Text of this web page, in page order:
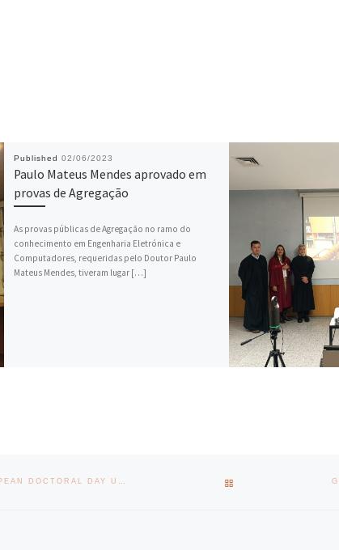
Published 02/06/2023
Paulo Mateus Mendes aprovado em
provas de Agregação
As provas públicas de Agregação no ramo do
conhecimento em Engenharia Eletrónica e
Computadores, requeridas pelo Doutor Paulo
Mateus Mendes, tiveram lugar […]
DOUTORADOS EEUM TESTEMUNHAM NO PRIMEIRO EUROPEAN DOCTORAL DAY UMINHO BACK TO POST